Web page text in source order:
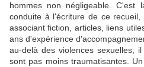
hommes non négligeable. C'est
conduite à l'écriture de ce
associant fiction, articles, liens
ans d'expérience
au-delà des violences sexuelles,
sont pas moins traumatisantes.